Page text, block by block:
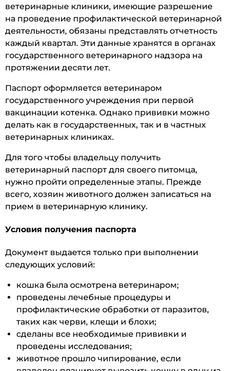
ветеринарные клиники, имеющие разрешение
на проведение профилактической ветеринарной
деятельности, обязаны представлять отчетность
каждый квартал. Эти данные хранятся в органах
государственного ветеринарного надзора на
протяжении десяти лет.
Паспорт оформляется ветеринаром
государственного учреждения при первой
вакцинации котенка. Однако прививки можно
делать как в государственных, так и в частных
ветеринарных клиниках.
Для того чтобы владельцу получить
ветеринарный паспорт для своего питомца,
нужно пройти определенные этапы. Прежде
всего, хозяин животного должен записаться на
прием в ветеринарную клинику.
Условия получения паспорта
Документ выдается только при выполнении
следующих условий:
кошка была осмотрена ветеринаром;
проведены лечебные процедуры и
профилактические обработки от паразитов,
таких как черви, клещи и блохи;
сделаны все необходимые прививки и
проведены исследования;
животное прошло чипирование, если